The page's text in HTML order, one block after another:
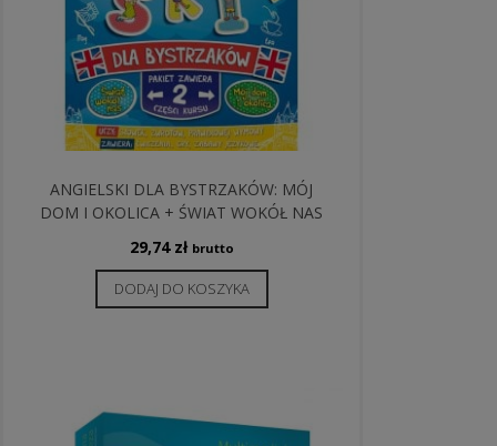
ANGIELSKI DLA BYSTRZAKÓW: MÓJ
DOM I OKOLICA + ŚWIAT WOKÓŁ NAS
29,74 zł brutto
DODAJ DO KOSZYKA